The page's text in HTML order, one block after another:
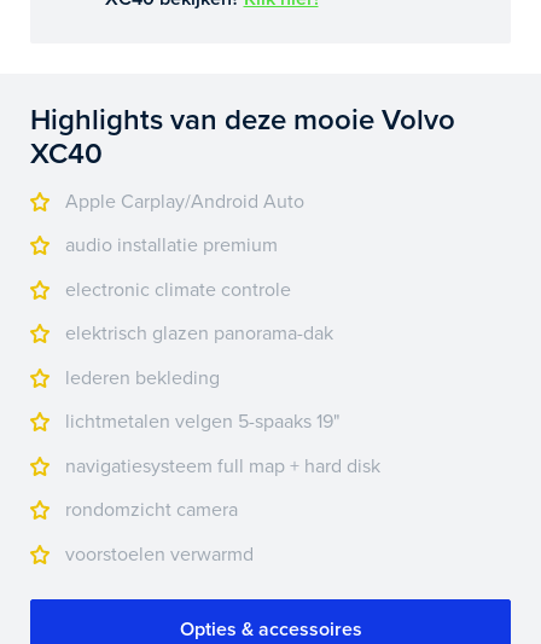
Highlights van deze mooie Volvo
XC40
Apple Carplay/Android Auto
audio installatie premium
electronic climate controle
elektrisch glazen panorama-dak
lederen bekleding
lichtmetalen velgen 5-spaaks 19"
navigatiesysteem full map + hard disk
rondomzicht camera
voorstoelen verwarmd
Opties & accessoires